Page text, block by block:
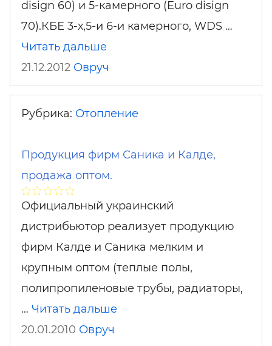
disign 60) и 5-камерного (Euro disign
70).КБЕ 3-х,5-и 6-и камерного, WDS …
Читать дальше
21.12.2012 Овруч
Рубрика: Отопление
Продукция фирм Саника и Калде,
продажа оптом.
Официальный украинский
дистрибьютор реализует продукцию
фирм Калде и Саника мелким и
крупным оптом (теплые полы,
полипропиленовые трубы, радиаторы,
… Читать дальше
20.01.2010 Овруч